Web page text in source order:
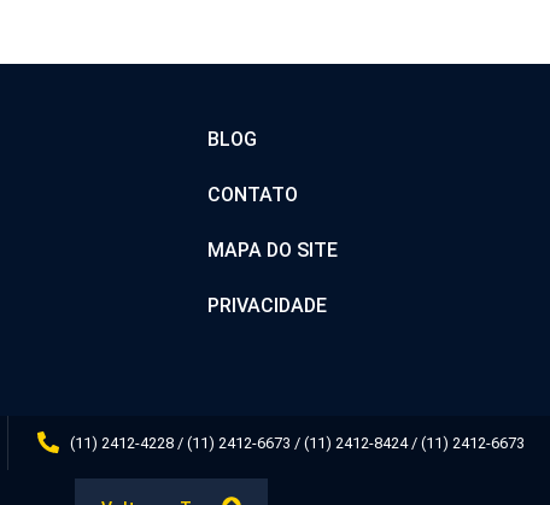
BLOG
CONTATO
MAPA DO SITE
PRIVACIDADE
(11) 2412-4228 / (11) 2412-6673 / (11) 2412-8424 / (11) 2412-6673